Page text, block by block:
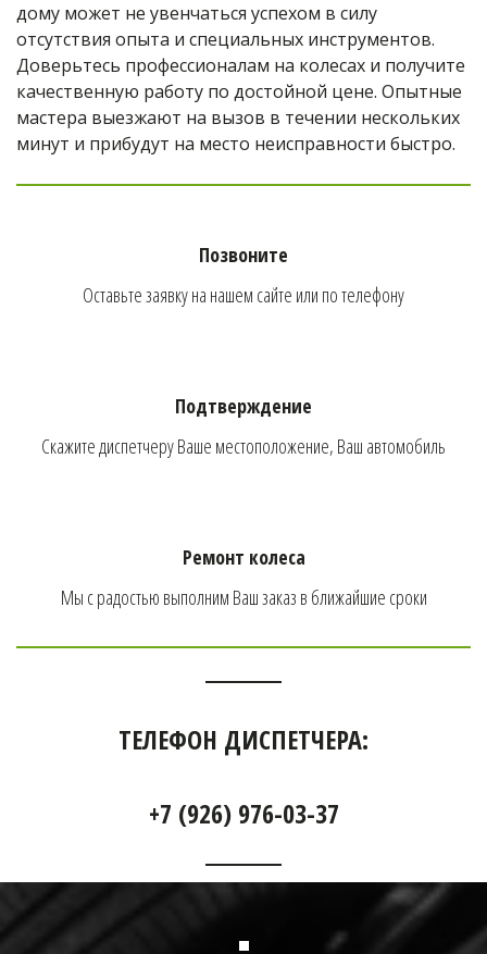
дому может не увенчаться успехом в силу
отсутствия опыта и специальных инструментов.
Доверьтесь профессионалам на колесах и получите
качественную работу по достойной цене. Опытные
мастера выезжают на вызов в течении нескольких
минут и прибудут на место неисправности быстро.
Позвоните
Оставьте заявку на нашем сайте или по телефону
Подтверждение
Скажите диспетчеру Ваше местоположение, Ваш автомобиль
Ремонт колеса
Мы с радостью выполним Ваш заказ в ближайшие сроки
ТЕЛЕФОН ДИСПЕТЧЕРА:
+7 (926) 976-03-37